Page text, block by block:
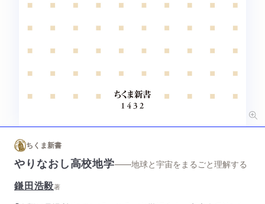
ちくま新書
やりなおし高校地学——地球と宇宙をまるごと理解する
鎌田浩毅著